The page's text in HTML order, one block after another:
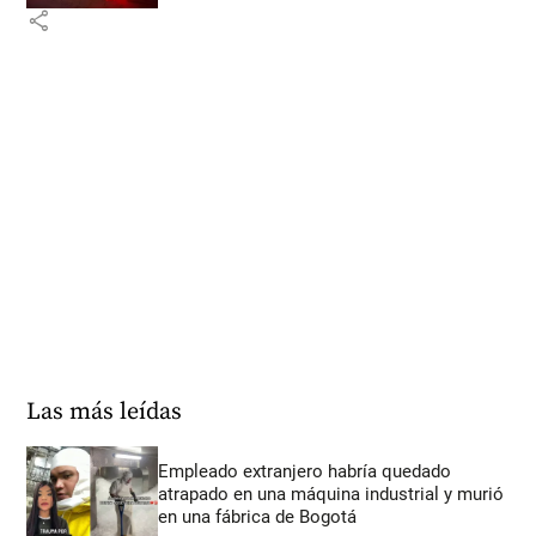
share
Las más leídas
Empleado extranjero habría quedado
atrapado en una máquina industrial y murió
en una fábrica de Bogotá